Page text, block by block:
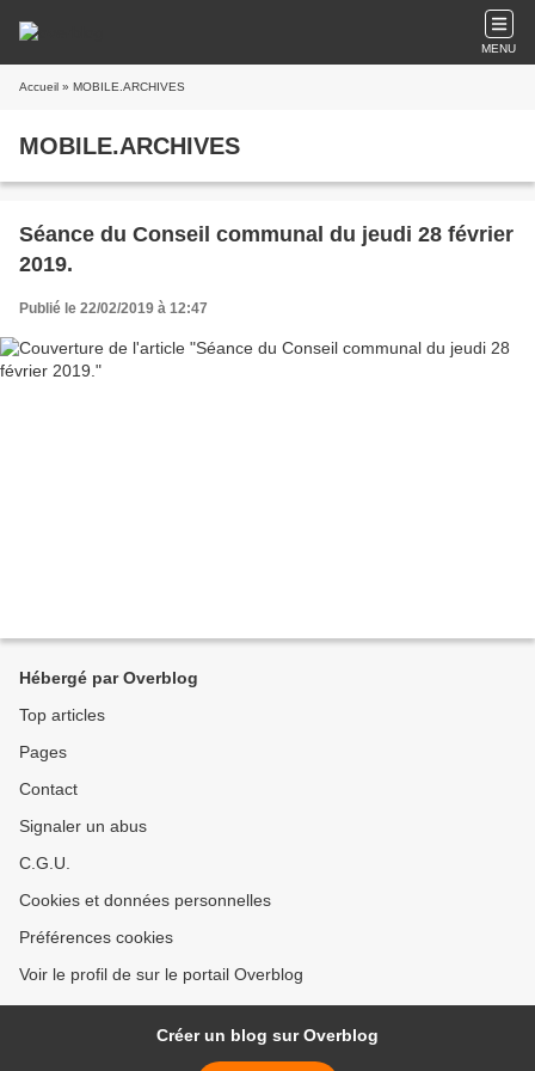
MENU
Accueil » MOBILE.ARCHIVES
MOBILE.ARCHIVES
Séance du Conseil communal du jeudi 28 février
2019.
Publié le 22/02/2019 à 12:47
Hébergé par Overblog
Top articles
Pages
Contact
Signaler un abus
C.G.U.
Cookies et données personnelles
Préférences cookies
Voir le profil de sur le portail Overblog
Créer un blog sur Overblog